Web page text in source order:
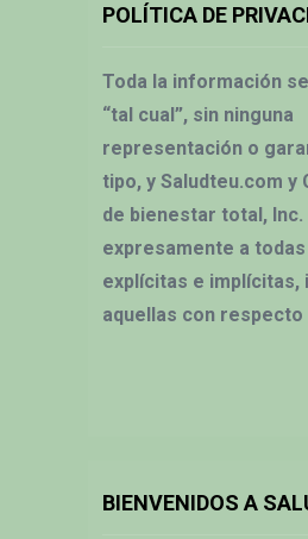
POLÍTICA DE
Toda la información
“tal cual”, sin ninguna
representación o
tipo, y Saludteu.com y
de bienestar total,
expresamente a
explícitas e implícitas,
aquellas con respecto
BIENVENIDOS A